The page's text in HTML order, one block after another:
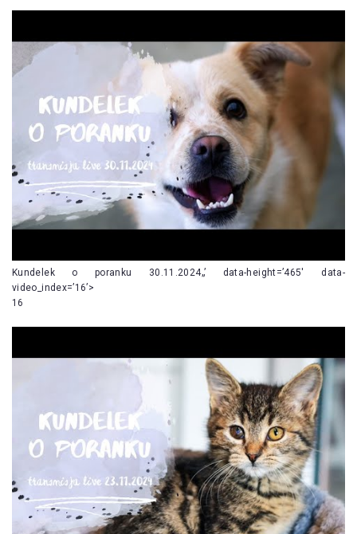
Kundelek o poranku 30.11.2024„’ data-height=’465′ data-
video_index=’16’>
16